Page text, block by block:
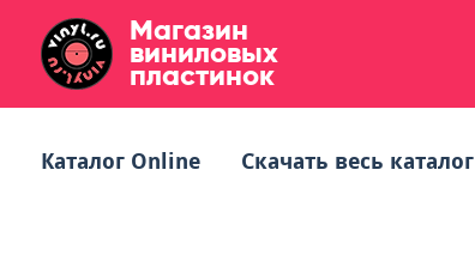
Магазин
виниловых
пластинок
Каталог Online Скачать весь каталог